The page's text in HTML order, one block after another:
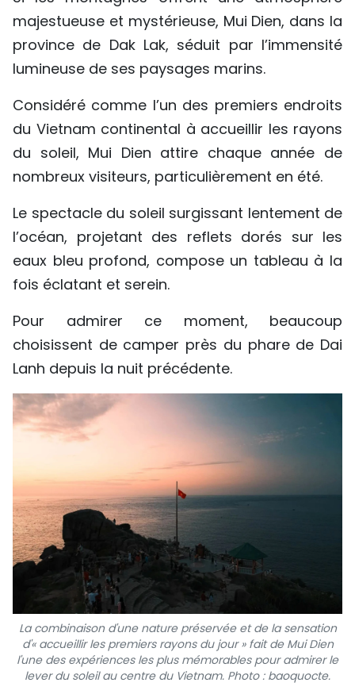
majestueuse et mystérieuse, Mui Dien, dans la
province de Dak Lak, séduit par l’immensité
lumineuse de ses paysages marins.
Considéré comme l’un des premiers endroits
du Vietnam continental à accueillir les rayons
du soleil, Mui Dien attire chaque année de
nombreux visiteurs, particulièrement en été.
Le spectacle du soleil surgissant lentement de
l’océan, projetant des reflets dorés sur les
eaux bleu profond, compose un tableau à la
fois éclatant et serein.
Pour admirer ce moment, beaucoup
choisissent de camper près du phare de Dai
Lanh depuis la nuit précédente.
La combinaison d'une nature préservée et de la sensation
d'« accueillir les premiers rayons du jour » fait de Mui Dien
l'une des expériences les plus mémorables pour admirer le
lever du soleil au centre du Vietnam. Photo : baoquocte.